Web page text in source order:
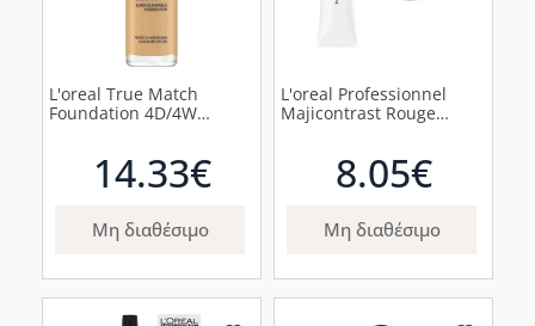
L'oreal True Match
Foundation 4D/4W
14.33€
Μη διαθέσιμο
L'oreal Professionnel
Majicontrast Rouge
8.05€
Μη διαθέσιμο